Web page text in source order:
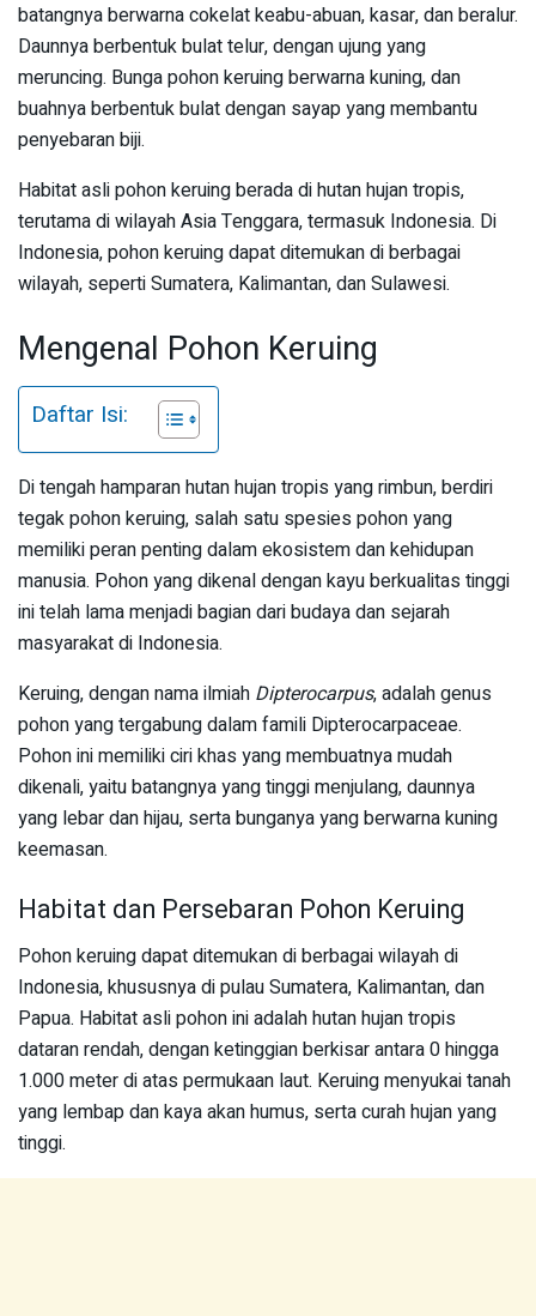
batangnya berwarna cokelat keabu-abuan, kasar, dan beralur.
Daunnya berbentuk bulat telur, dengan ujung yang
meruncing. Bunga pohon keruing berwarna kuning, dan
buahnya berbentuk bulat dengan sayap yang membantu
penyebaran biji.
Habitat asli pohon keruing berada di hutan hujan tropis,
terutama di wilayah Asia Tenggara, termasuk Indonesia. Di
Indonesia, pohon keruing dapat ditemukan di berbagai
wilayah, seperti Sumatera, Kalimantan, dan Sulawesi.
Mengenal Pohon Keruing
Daftar Isi:
Di tengah hamparan hutan hujan tropis yang rimbun, berdiri
tegak pohon keruing, salah satu spesies pohon yang
memiliki peran penting dalam ekosistem dan kehidupan
manusia. Pohon yang dikenal dengan kayu berkualitas tinggi
ini telah lama menjadi bagian dari budaya dan sejarah
masyarakat di Indonesia.
Keruing, dengan nama ilmiah Dipterocarpus, adalah genus
pohon yang tergabung dalam famili Dipterocarpaceae.
Pohon ini memiliki ciri khas yang membuatnya mudah
dikenali, yaitu batangnya yang tinggi menjulang, daunnya
yang lebar dan hijau, serta bunganya yang berwarna kuning
keemasan.
Habitat dan Persebaran Pohon Keruing
Pohon keruing dapat ditemukan di berbagai wilayah di
Indonesia, khususnya di pulau Sumatera, Kalimantan, dan
Papua. Habitat asli pohon ini adalah hutan hujan tropis
dataran rendah, dengan ketinggian berkisar antara 0 hingga
1.000 meter di atas permukaan laut. Keruing menyukai tanah
yang lembap dan kaya akan humus, serta curah hujan yang
tinggi.